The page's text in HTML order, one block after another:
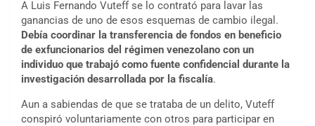
A Luis Fernando Vuteff se lo contrató para lavar las
ganancias de uno de esos esquemas de cambio ilegal.
Debía coordinar la transferencia de fondos en beneficio
de exfuncionarios del régimen venezolano con un
individuo que trabajó como fuente confidencial durante la
investigación desarrollada por la fiscalía.
Aun a sabiendas de que se trataba de un delito, Vuteff
conspiró voluntariamente con otros para participar en